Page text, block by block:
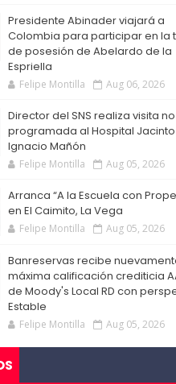
Presidente Abinader viajará a
Colombia para participar en la
de posesión de Abelardo de la
Espriella
Felipe Montilla Aug 06, 2026
Director del SNS realiza visita no
programada al Hospital Jacinto
Ignacio Mañón
Felipe Montilla Aug 05, 2026
Arranca “A la Escuela con
en El Caimito, La Vega
Felipe Montilla Aug 05, 2026
Banreservas recibe
máxima calificación crediticia
de Moody's Local RD con
Estable
Felipe Montilla Aug 05, 2026